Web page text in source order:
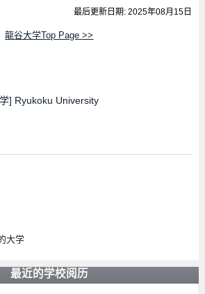
最后更新日期: 2025年08月15日
龍谷大学Top Page >>
] Ryukoku University
大学
最近的学校阅历